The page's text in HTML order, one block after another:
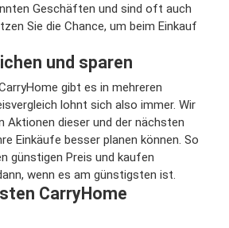
Geschäften und sind oft auch
Sie die Chance, um beim Einkauf
und sparen
gibt es in mehreren
lohnt sich also immer. Wir
Aktionen dieser und der nächsten
Einkäufe besser planen können. So
günstigen Preis und kaufen
wenn es am günstigsten ist.
CarryHome